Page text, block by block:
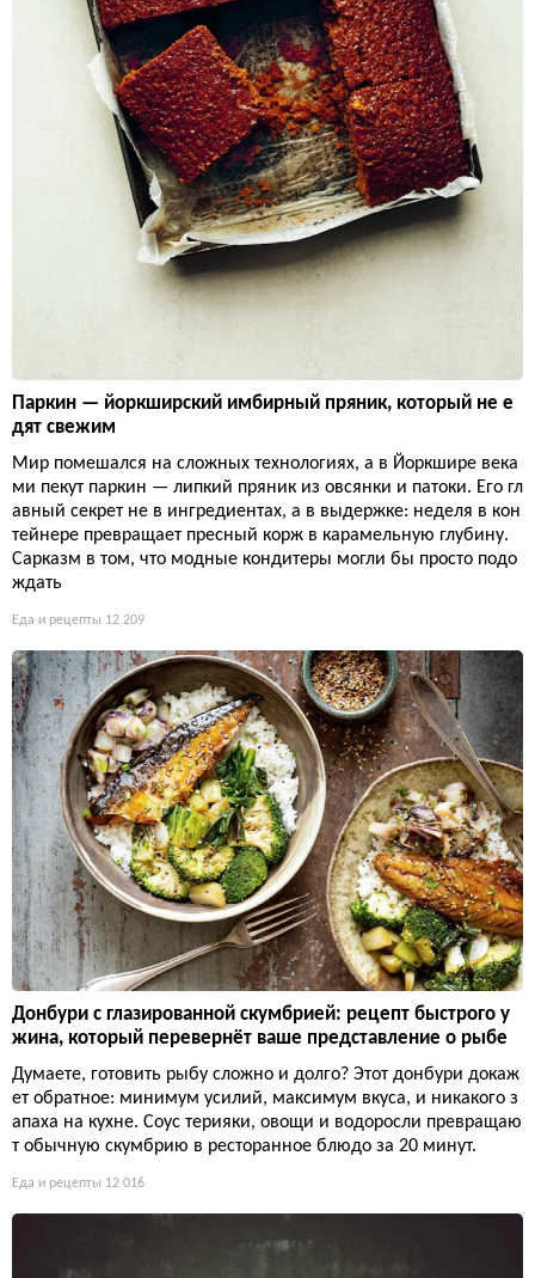
Паркин — йоркширский имбирный пряник, который не е
дят свежим
Мир помешался на сложных технологиях, а в Йоркшире века
ми пекут паркин — липкий пряник из овсянки и патоки. Его гл
авный секрет не в ингредиентах, а в выдержке: неделя в кон
тейнере превращает пресный корж в карамельную глубину.
Сарказм в том, что модные кондитеры могли бы просто подо
ждать
Еда и рецепты 12 209
Донбури с глазированной скумбрией: рецепт быстрого у
жина, который перевернёт ваше представление о рыбе
Думаете, готовить рыбу сложно и долго? Этот донбури докаж
ет обратное: минимум усилий, максимум вкуса, и никакого з
апаха на кухне. Соус терияки, овощи и водоросли превращаю
т обычную скумбрию в ресторанное блюдо за 20 минут.
Еда и рецепты 12 016